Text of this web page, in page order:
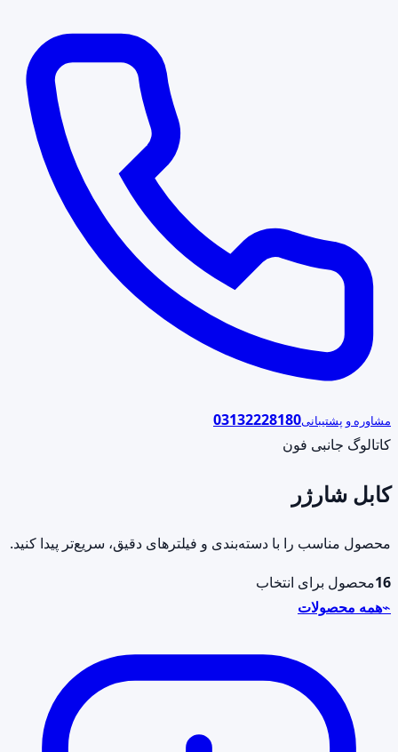
مشاوره و پشتیبانی03132228180
کاتالوگ جانبی فون
کابل شارژر
محصول مناسب را با دسته‌بندی و فیلترهای دقیق، سریع‌تر پیدا کنید.
16محصول برای انتخاب
⌁همه محصولات